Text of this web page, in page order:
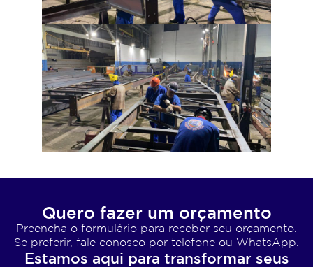
Quero fazer um orçamento
Preencha o formulário para receber seu orçamento.
Se preferir, fale conosco por telefone ou WhatsApp.
Estamos aqui para transformar seus